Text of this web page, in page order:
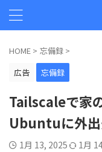
HOME > 忘備録 >
広告
忘備録
Tailscaleで家
Ubuntuに外
1月 13, 2025 1月